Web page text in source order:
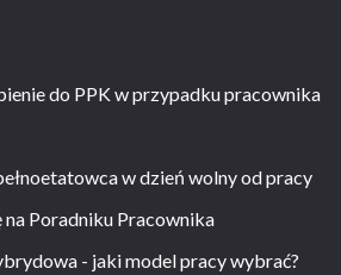
do PPK w przypadku pracownika
w dzień wolny od pracy
na Poradniku Pracownika
- jaki model pracy wybrać?